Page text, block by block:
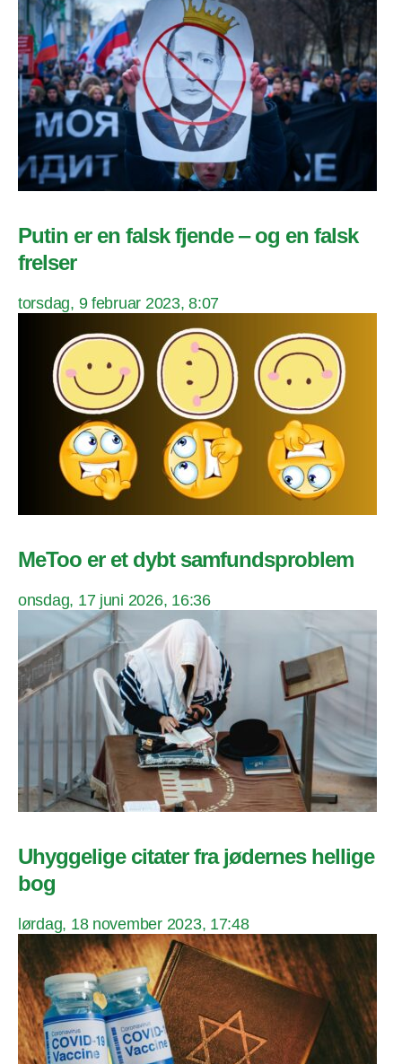
Putin er en falsk fjende ‒ og en falsk
frelser
torsdag, 9 februar 2023, 8:07
MeToo er et dybt samfundsproblem
onsdag, 17 juni 2026, 16:36
Uhyggelige citater fra jødernes hellige
bog
lørdag, 18 november 2023, 17:48